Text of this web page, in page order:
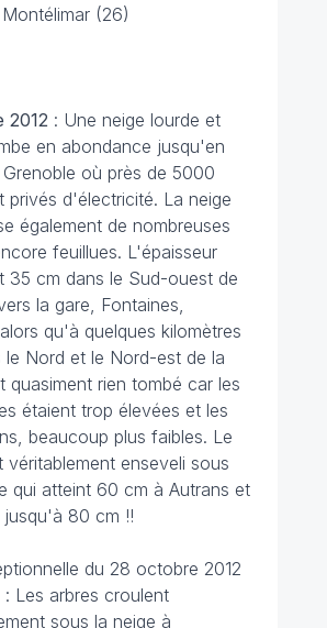
(26)
2012 : Une neige lourde et
en abondance jusqu'en
où près de 5000
privés d'électricité. La neige
également de nombreuses
feuillues. L'épaisseur
35 cm dans le Sud-ouest de
la gare, Fontaines,
qu'à quelques kilomètres
le Nord et le Nord-est de la
quasiment rien tombé car les
étaient trop élevées et les
beaucoup plus faibles. Le
véritablement enseveli sous
qui atteint 60 cm à Autrans et
80 cm !!
du 28 octobre 2012
: Les arbres croulent
sous la neige à